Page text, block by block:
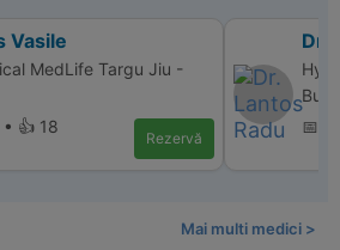
Vasile
MedLife Targu Jiu -
👍 18
Rezervă
Dr.
📅
Mai multi medici >